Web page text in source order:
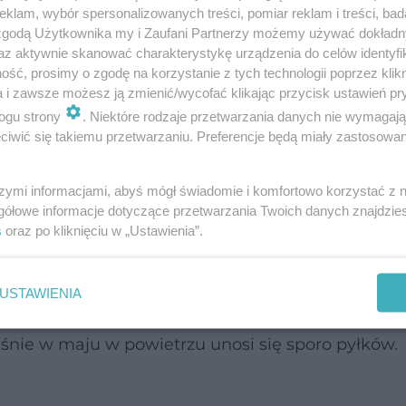
jest pięknie, zielono i natura budzi się do
wietrze pyłki. Dlatego analizujemy jakich
różnorodne kwiaty i choć mogłoby się
to nie zwracamy szczególnej uwagi na to, że
w maju w powietrzu unosi się sporo pyłków.
wybór spersonalizowanych treści, pomiar reklam i treści,
Użytkownika my i Zaufani Partnerzy możemy używać
aktywnie skanować charakterystykę urządzenia do celów
prosimy o zgodę na korzystanie z tych technologii poprzez
i zawsze możesz ją zmienić/wycofać klikając przycisk ustawień
strony
. Niektóre rodzaje przetwarzania danych nie
się takiemu przetwarzaniu. Preferencje będą miały
informacjami, abyś mógł świadomie i komfortowo korzystać z
informacje dotyczące przetwarzania Twoich danych
oraz po kliknięciu w „Ustawienia”.
USTAWIENIA